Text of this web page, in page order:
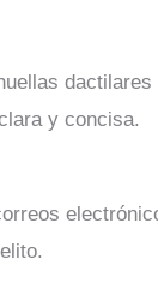
y concisa.